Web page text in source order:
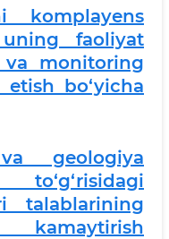
komplayens
faoliyat
va monitoring
bo‘yicha
geologiya
talablarining